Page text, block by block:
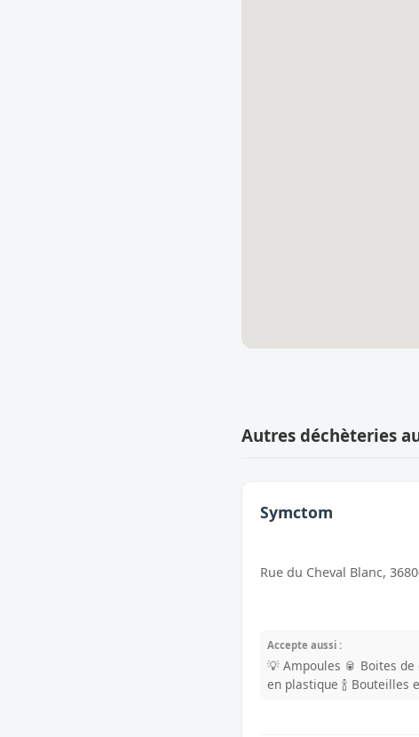
Autres déchèteries
Symctom
Rue du Cheval Blanc,
Accepte aussi :
💡 Ampoules 🥫 Boites de
en plastique 🍾 Bouteilles